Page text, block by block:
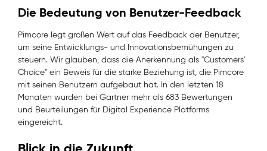
Die Bedeutung von Benutzer-Feedback
Pimcore legt großen Wert auf das Feedback der Benutzer,
um seine Entwicklungs- und Innovationsbemühungen zu
steuern. Wir glauben, dass die Anerkennung als "Customers'
Choice" ein Beweis für die starke Beziehung ist, die Pimcore
mit seinen Benutzern aufgebaut hat. In den letzten 18
Monaten wurden bei Gartner mehr als 683 Bewertungen
und Beurteilungen für Digital Experience Platforms
eingereicht.